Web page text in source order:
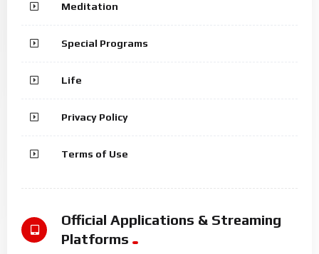
Meditation
Special Programs
Life
Privacy Policy
Terms of Use
Official Applications & Streaming
Platforms